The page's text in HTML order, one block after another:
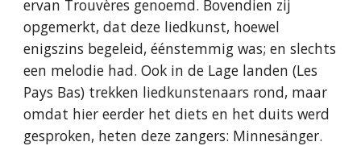
ervan Trouvères genoemd. Bovendien zij
opgemerkt, dat deze liedkunst, hoewel
enigszins begeleid, éénstemmig was; en slechts
een melodie had. Ook in de Lage landen (Les
Pays Bas) trekken liedkunstenaars rond, maar
omdat hier eerder het diets en het duits werd
gesproken, heten deze zangers: Minnesänger.